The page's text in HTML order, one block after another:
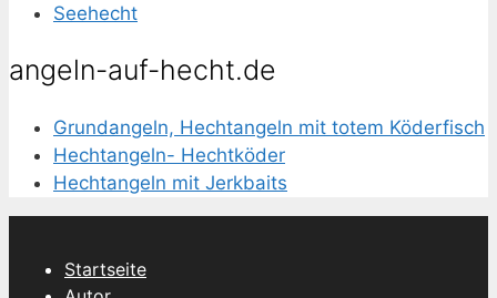
Seehecht
angeln-auf-hecht.de
Grundangeln, Hechtangeln mit totem Köderfisch
Hechtangeln- Hechtköder
Hechtangeln mit Jerkbaits
Startseite